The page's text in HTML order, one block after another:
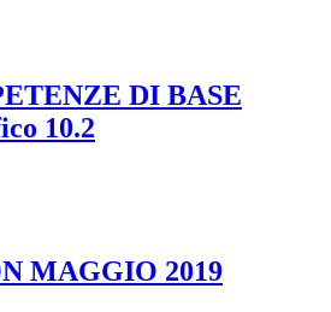
DI BASE
10.2
MAGGIO 2019